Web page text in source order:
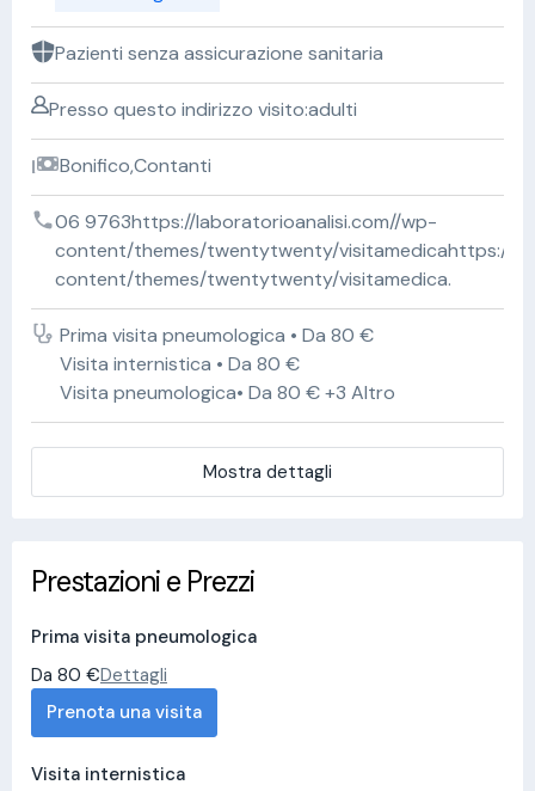
Pazienti senza assicurazione sanitaria
Presso questo indirizzo visito:adulti
Bonifico,Contanti
06 9763https://laboratorioanalisi.com//wp-
content/themes/twentytwenty/visitamedicahttps://
content/themes/twentytwenty/visitamedica.
Prima visita pneumologica • Da 80 €
Visita internistica • Da 80 €
Visita pneumologica• Da 80 € +3 Altro
Mostra dettagli
Prestazioni e Prezzi
Prima visita pneumologica
Da 80 €Dettagli
Prenota una visita
Visita internistica